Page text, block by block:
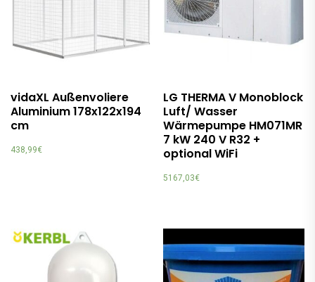
vidaXL Außenvoliere
Aluminium 178x122x194
cm
438,99€
LG THERMA V Monoblock
Luft/ Wasser
Wärmepumpe HM071MR
7 kW 240 V R32 +
optional WiFi
5167,03€